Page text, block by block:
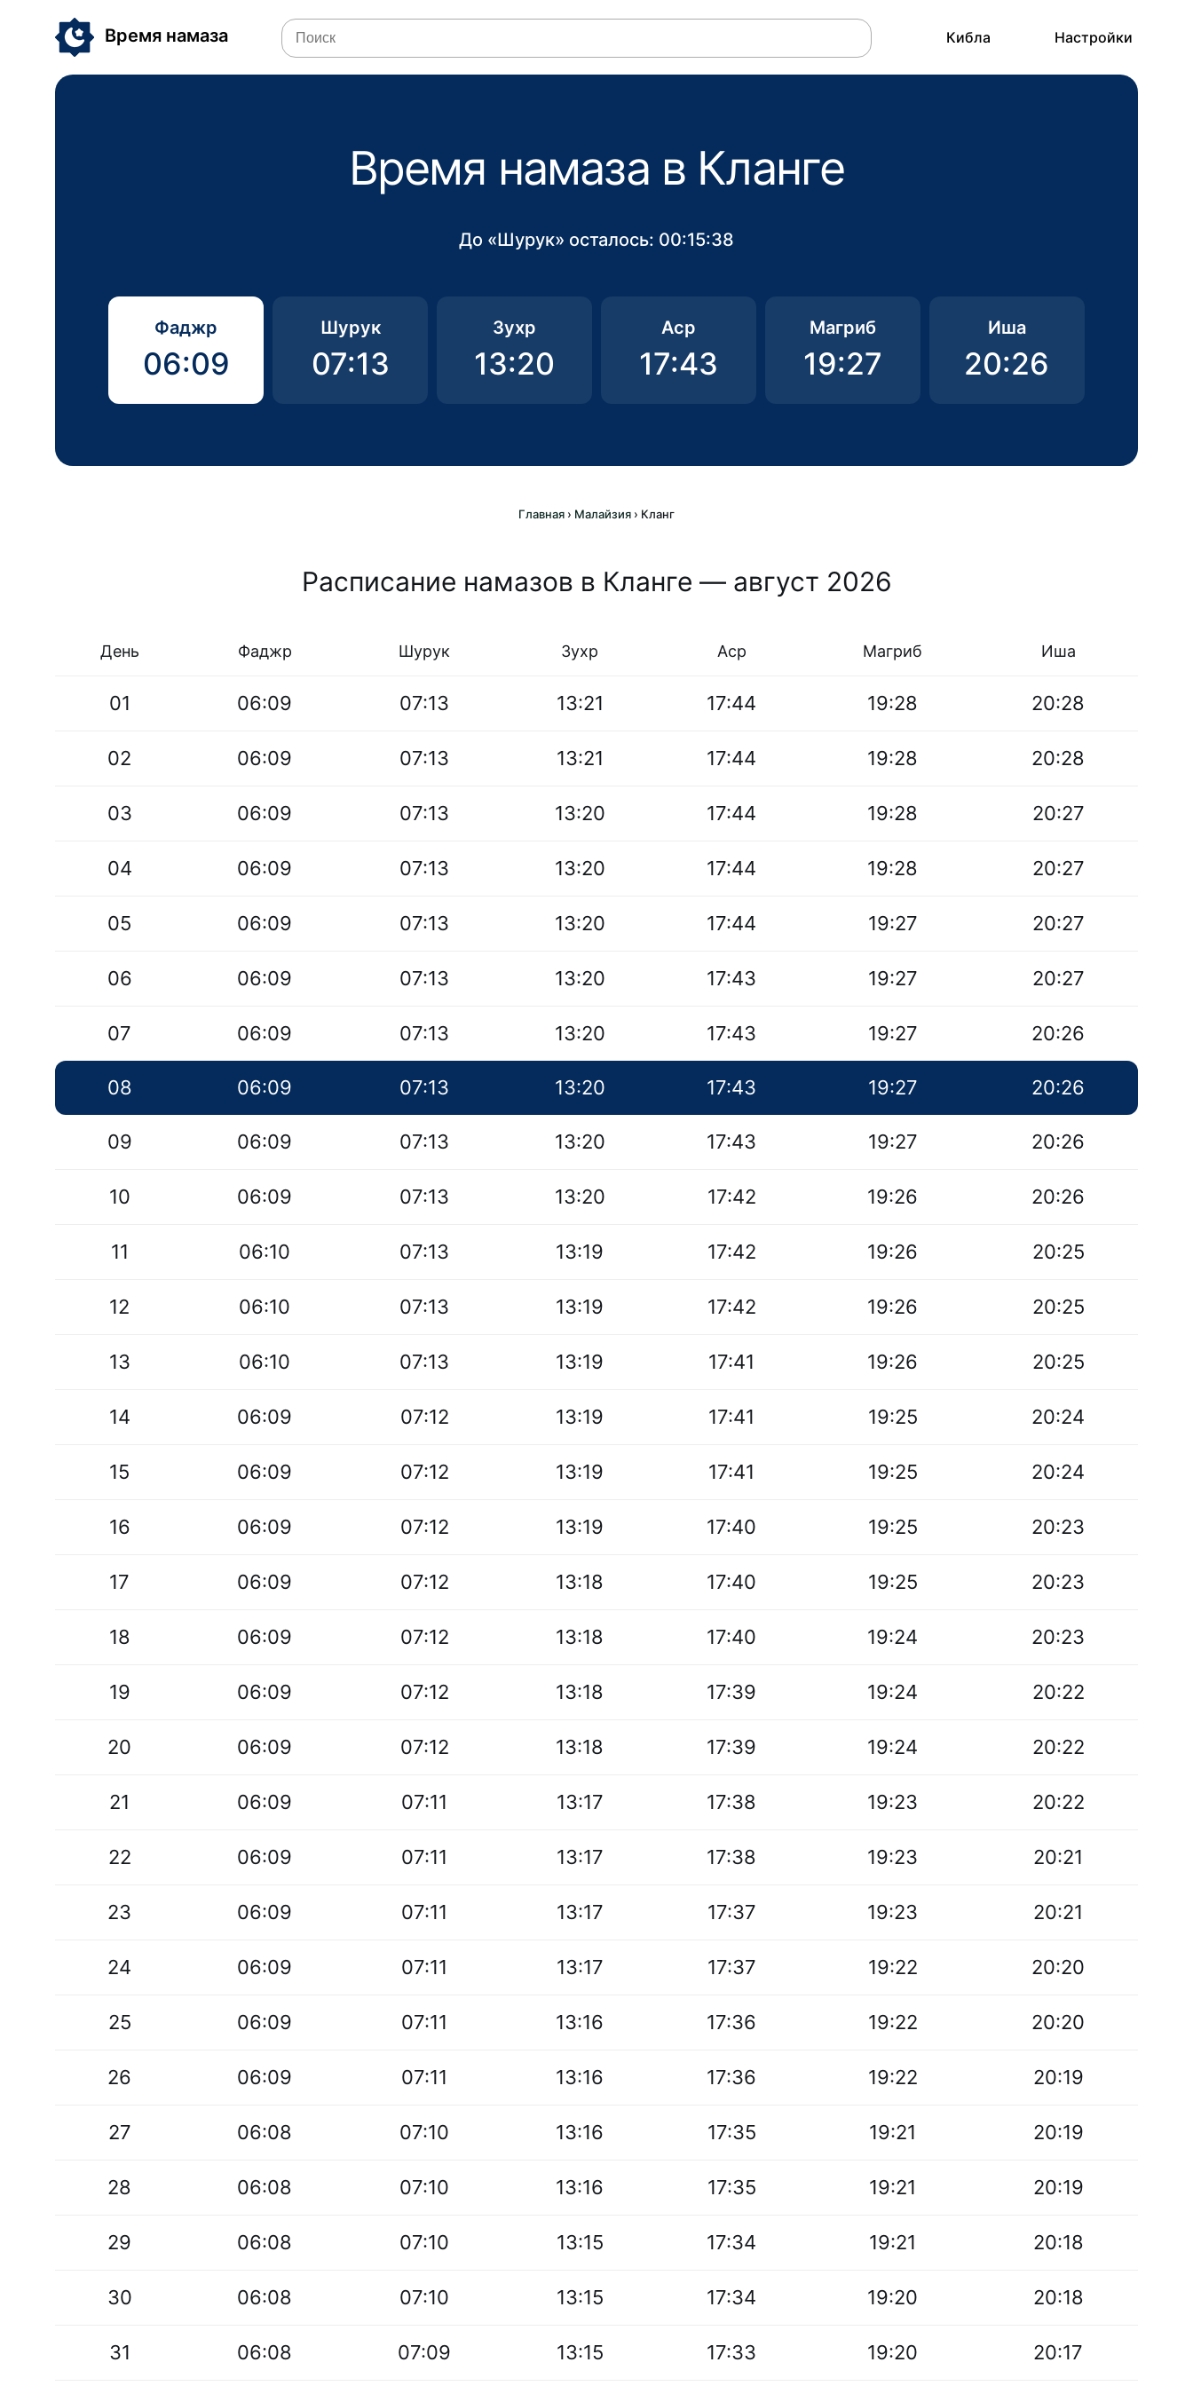
Время намаза Кибла Настройки
Время намаза в Кланге
До «Шурук» осталось: 00:15:38
Фаджр
06:09
Шурук
07:13
Зухр
13:20
Аср
17:43
Магриб
19:27
Иша
20:26
Главная › Малайзия › Кланг
Расписание намазов в Кланге — август 2026
День Фаджр Шурук Зухр Аср Магриб Иша
01 06:09 07:13 13:21 17:44 19:28 20:28
02 06:09 07:13 13:21 17:44 19:28 20:28
03 06:09 07:13 13:20 17:44 19:28 20:27
04 06:09 07:13 13:20 17:44 19:28 20:27
05 06:09 07:13 13:20 17:44 19:27 20:27
06 06:09 07:13 13:20 17:43 19:27 20:27
07 06:09 07:13 13:20 17:43 19:27 20:26
08 06:09 07:13 13:20 17:43 19:27 20:26
09 06:09 07:13 13:20 17:43 19:27 20:26
10 06:09 07:13 13:20 17:42 19:26 20:26
11 06:10 07:13 13:19 17:42 19:26 20:25
12 06:10 07:13 13:19 17:42 19:26 20:25
13 06:10 07:13 13:19 17:41 19:26 20:25
14 06:09 07:12 13:19 17:41 19:25 20:24
15 06:09 07:12 13:19 17:41 19:25 20:24
16 06:09 07:12 13:19 17:40 19:25 20:23
17 06:09 07:12 13:18 17:40 19:25 20:23
18 06:09 07:12 13:18 17:40 19:24 20:23
19 06:09 07:12 13:18 17:39 19:24 20:22
20 06:09 07:12 13:18 17:39 19:24 20:22
21 06:09 07:11 13:17 17:38 19:23 20:22
22 06:09 07:11 13:17 17:38 19:23 20:21
23 06:09 07:11 13:17 17:37 19:23 20:21
24 06:09 07:11 13:17 17:37 19:22 20:20
25 06:09 07:11 13:16 17:36 19:22 20:20
26 06:09 07:11 13:16 17:36 19:22 20:19
27 06:08 07:10 13:16 17:35 19:21 20:19
28 06:08 07:10 13:16 17:35 19:21 20:19
29 06:08 07:10 13:15 17:34 19:21 20:18
30 06:08 07:10 13:15 17:34 19:20 20:18
31 06:08 07:09 13:15 17:33 19:20 20:17